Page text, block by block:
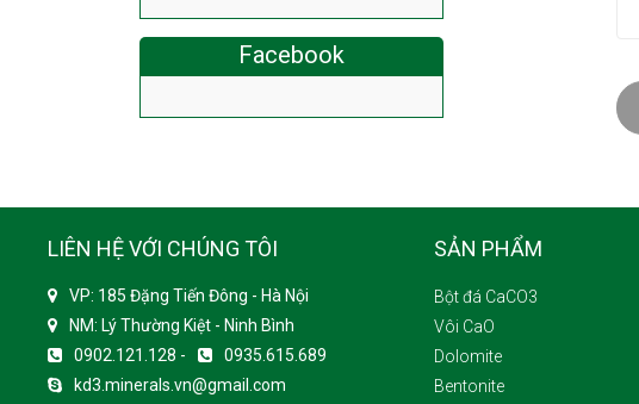
Facebook
LIÊN HỆ VỚI CHÚNG TÔI
VP: 185 Đặng Tiến Đông - Hà Nội
NM: Lý Thường Kiệt - Ninh Bình
0902.121.128 -
0935.615.689
kd3.minerals.vn@gmail.com
SẢN PHẨM
Bột đá CaCO3
Vôi CaO
Dolomite
Bentonite